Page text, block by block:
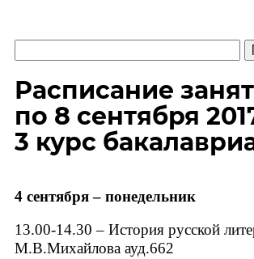
Расписание
по 8 сентября
3 курс
4 сентября – понедельник
13.00-14.30 – История русской
М.В.Михайлова ауд.662